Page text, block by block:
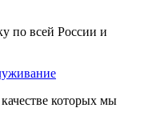
по всей России и
которых мы